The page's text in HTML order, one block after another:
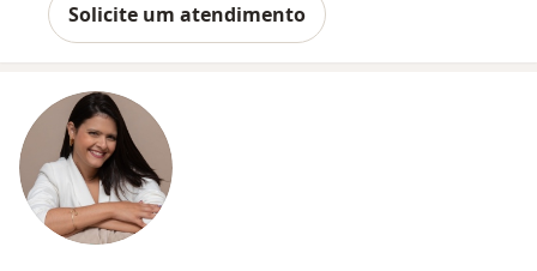
Solicite um atendimento